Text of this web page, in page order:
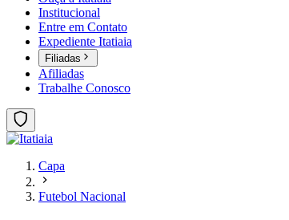
Institucional
Entre em Contato
Expediente Itatiaia
Filiadas
Afiliadas
Trabalhe Conosco
Capa
Futebol Nacional